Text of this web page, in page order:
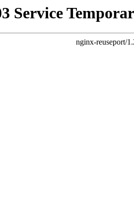
Service
nginx-reuseport/